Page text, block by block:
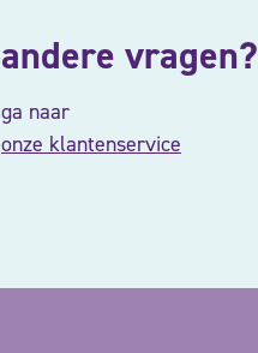
andere vragen?
ga naar
onze klantenservice